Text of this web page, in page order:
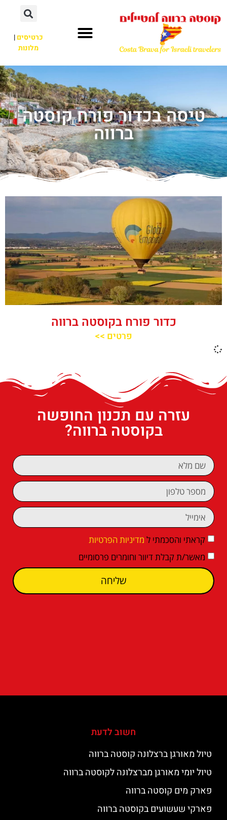
כרטיסים|
מלונות
טיסה בכדור פורח קוסטה
ברווה
כדור פורח בקוסטה ברווה
פרטים >>
עזרה עם תכנון החופשה
בקוסטה ברווה?
קראתי והסכמתי ל מדיניות הפרטיות
מאשר/ת קבלת דיוור וחומרים פרסומיים
שליחה
חשוב לדעת
טיול מאורגן ברצלונה קוסטה ברווה
טיול יומי מאורגן מברצלונה לקוסטה ברווה
פארק מים קוסטה ברווה
פארקי שעשועים בקוסטה ברווה